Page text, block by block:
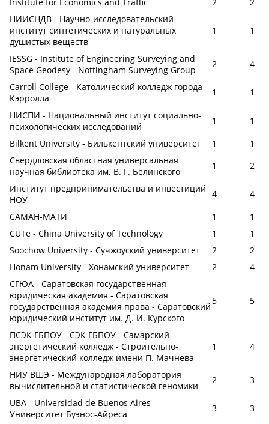
НИИСНДВ - Научно-исследовательский
институт синтетических и натуральных
душистых веществ
1 1
IESSG - Institute of Engineering Surveying and
Space Geodesy - Nottingham Surveying Group
2
4
Carroll College - Католический колледж города
Кэрролла
1
1
НИСПИ - Национальный институт социально-
психологических исследований
1
1
Bilkent University - Билькентский университет
1
1
Свердловская областная универсальная
научная библиотека им. В. Г. Белинского
1
2
Институт предпринимательства и инвестиций
НОУ
4
4
САМАН-МАТИ
1
1
CUTe - China University of Technology
1
1
Soochow University - Сучжоуский университет
2
2
Honam University - Хонамский университет
2
4
СГЮА - Саратовская государственная
юридическая академия - Саратовская
государственная академия права - Саратовский
юридический институт им. Д. И. Курского
5 5
ПСЭК ГБПОУ - СЭК ГБПОУ - Самарский
энергетический колледж - Строительно-
энергетический колледж имени П. Мачнева
1 4
НИУ ВШЭ - Международная лаборатория
вычислительной и статистической геномики
2
3
UBA - Universidad de Buenos Aires -
Университет Буэнос-Айреса
3
3